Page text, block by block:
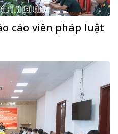
cáo viên pháp luật